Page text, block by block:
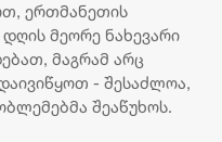
ერთმანეთის
მეორე ნახევარი
მაგრამ არც
- შესაძლოა,
შეაწუხოს.